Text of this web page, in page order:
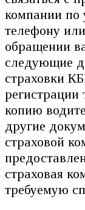
компании по
телефону
обращении
следующие
страховки
регистрации
копию
другие
страховой
страховая
требуемую